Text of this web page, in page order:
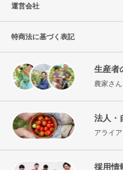
運営会社
特商法に基づく表記
生産者
農家さ
法人・
アライ
採用情